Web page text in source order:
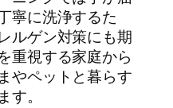
寧に洗浄するた
ルゲン対策にも期
重視する家庭から
やペットと暮らす
。